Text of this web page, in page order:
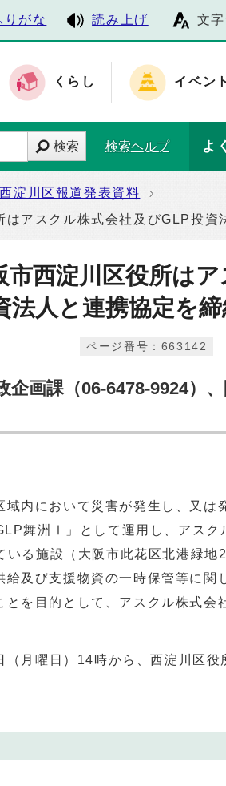
りがな 読み上げ 文
くらし イベン
検索 検索ヘルプ よ
西淀川区報道発表資料
アスクル株式会社及びGLP投資
西淀川区役所はア
法人と連携協定を
ページ番号：663142
企画課（06-6478-9924）
内において災害が発生し、又は
舞洲Ⅰ」として運用し、アスク
いる施設 （大阪市此花区北港緑地
及び支援物資の一時保管等に関
と を目的として、アスクル株式会
月曜日）14時から、西淀川区役